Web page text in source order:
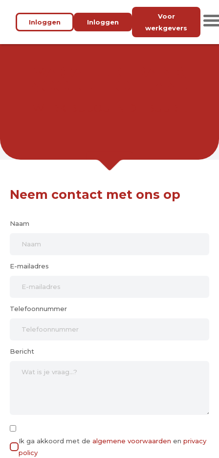
Inloggen Inloggen
Voor
werkgevers
Neem contact met ons op
Naam
E-mailadres
Telefoonnummer
Bericht
Ik ga akkoord met de algemene voorwaarden en privacy
policy